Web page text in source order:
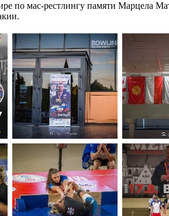
по мас-рестлингу памяти Марцела